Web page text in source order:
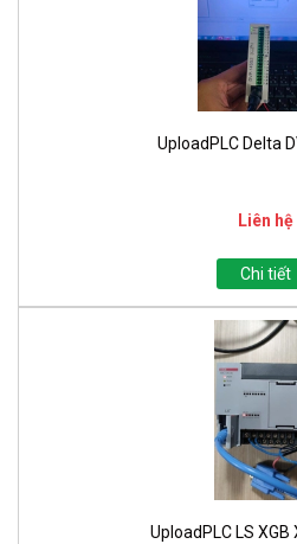
UploadPLC Delta
Liên hệ
Chi tiết
UploadPLC LS XGB